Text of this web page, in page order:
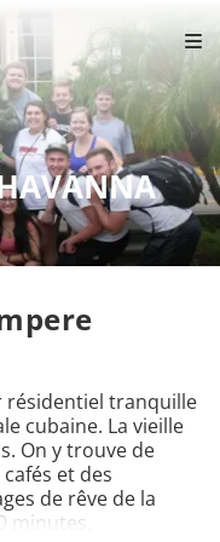
résidentiel tranquille
cubaine. La vieille
On y trouve de
et des
de rêve de la
minutes.